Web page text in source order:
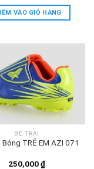
VÀO GIỎ HÀNG
BÉ TRAI
Bóng TRẺ EM AZI 071
250,000₫